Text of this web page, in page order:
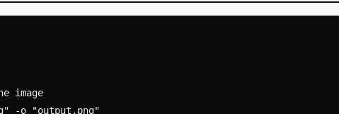
image
-o "output.png"